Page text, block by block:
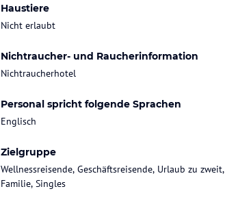
Haustiere
Nicht erlaubt
Nichtraucher- und Raucherinformation
Nichtraucherhotel
Personal spricht folgende Sprachen
Englisch
Zielgruppe
Wellnessreisende, Geschäftsreisende, Urlaub zu zweit,
Familie, Singles